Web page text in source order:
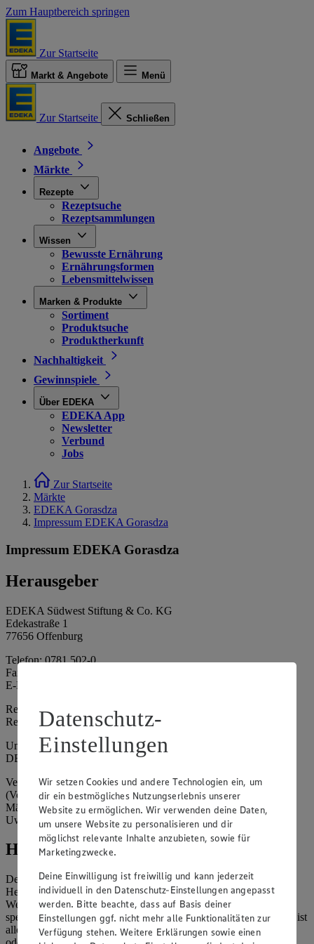
Zum Hauptbereich springen
Zur Startseite
Markt & Angebote Menü
Zur Startseite Schließen
Angebote
Märkte
Rezepte
Rezeptsuche
Rezeptsammlungen
Wissen
Bewusste Ernährung
Ernährungsformen
Lebensmittelwissen
Marken & Produkte
Sortiment
Produktsuche
Produktherkunft
Nachhaltigkeit
Gewinnspiele
Über EDEKA
EDEKA App
Newsletter
Verbund
Jobs
Zur Startseite
Märkte
EDEKA Gorasdza
Impressum EDEKA Gorasdza
Impressum EDEKA Gorasdza
Herausgeber
EDEKA Südwest Stiftung & Co. KG
Edekastraße 1
77656 Offenburg
Telefon: 0781 502-0
Fax: 0781 502-6180
E-Mail: kundenservice@edeka-suedwest.de
Registergericht: Amtsgericht Freiburg i.B.
Registernummer: HRA 707629
Umsatzsteuer-Identifikationsnummer gem. § 27a UStG:
DE815916131
Vertretungsberechtigte: Rainer Huber (Sprecher)
(Vorstandsmitglied), Klaus Fickert (Vorstandsmitglied), Jürgen
Mäder (Vorstandsmitglied), Patrick Mogck (Vorstandsmitglied),
Uwe Kohler
Hinweise
Der Inhalt dieser Website ist urheberrechtlich geschützt. Der
Herausgeber gewährt Ihnen jedoch das Recht, den auf dieser
Website bereitgestellten Text ganz oder ausschnittsweise zu
speichern und zu vervielfältigen. Aus Gründen des Urheberrechts ist
allerdings die Speicherung und Vervielfältigung von Bildmaterial
Datenschutz-
Einstellungen
Wir setzen Cookies und andere Technologien ein, um
dir ein bestmögliches Nutzungserlebnis unserer
Website zu ermöglichen. Wir verwenden deine Daten,
um unsere Website zu personalisieren und dir
möglichst relevante Inhalte anzubieten, sowie für
Marketingzwecke.
Deine Einwilligung ist freiwillig und kann jederzeit
individuell in den Datenschutz-Einstellungen angepasst
werden. Bitte beachte, dass auf Basis deiner
Einstellungen ggf. nicht mehr alle Funktionalitäten zur
Verfügung stehen. Weitere Erklärungen sowie einen